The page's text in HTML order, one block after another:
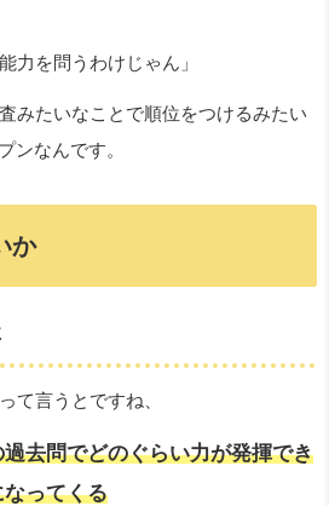
力を問うわけじゃん」
みたいなことで順位をつけるみたい
ンなんです。
か
て言うとですね、
去問でどのぐらい力が発揮でき
ってくる